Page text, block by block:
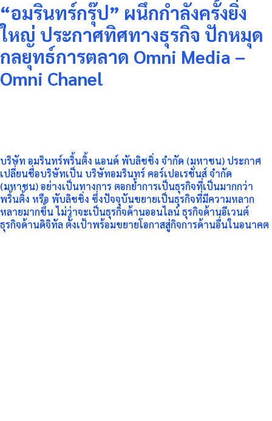
“อมรินทร์กรุ๊ป” ผนึกกำลังครั้งยิ่ง
ใหญ่ ประกาศทิศทางธุรกิจ ปักหมุด
กลยุทธ์การตลาด Omni Media –
Omni Chanel
บริษัท อมรินทร์พริ้นติ้ง แอนด์ พับลิชชิ่ง จำกัด (มหาชน) ประกาศ
เปลี่ยนชื่อบริษัทเป็น บริษัทอมรินทร์ คอร์เปอเรชั่นส์ จำกัด
(มหาชน) อย่างเป็นทางการ ตอกย้ำการเป็นธุรกิจที่เป็นมากกว่า
พริ้นติ้ง หรือ พับลิชชิ่ง ซึ่งปัจจุบันขยายเป็นธุรกิจที่มีความหลาก
หลายมากขึ้น ไม่ว่าจะเป็นธุรกิจด้านออนไลน์ ธุรกิจด้านอีเวนต์
ธุรกิจด้านดิจิทัล ตั้งเป้าพร้อมขยายโอกาสสู่กิจการด้านอื่นในอนาคต